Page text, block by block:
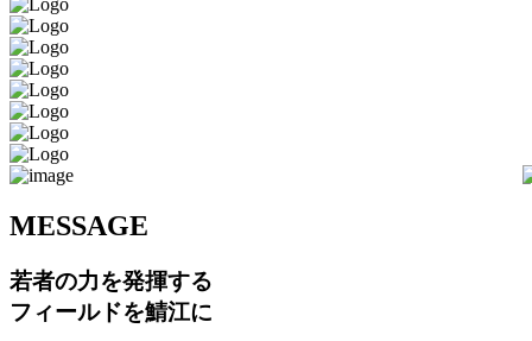
MESSAGE
若者の力を発揮する
フィールドを鯖江に